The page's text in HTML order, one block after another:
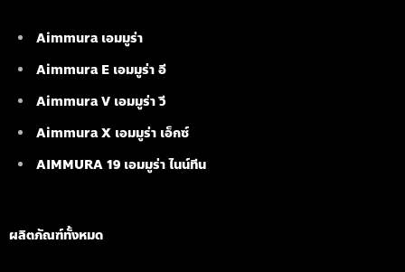
Aimmura เอมมูร่า
Aimmura E เอมมูร่า อี
Aimmura V เอมมูร่า วี
Aimmura X เอมมูร่า เอ็กซ์
AIMMURA 19 เอมมูร่า ไนน์ทีน
ผลิตภัณฑ์ทั้งหมด